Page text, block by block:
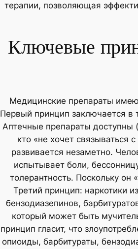
терапии, позволяющая
Ключевые
Медицинские препараты
Первый принцип заключается в
Аптечные препараты доступны
кто «не хочет связываться
развивается незаметно.
испытывает боли,
толерантность. Поскольку он
Третий принцип: наркотики
бензодиазепинов,
который может быть
принцип гласит, что
опиоиды, барбитураты,